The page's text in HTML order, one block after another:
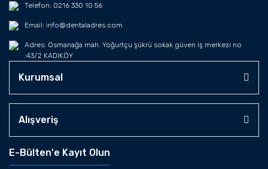
Telefon: 0216 330 10 56
Email: info@dentaladres.com
Adres: Osmanağa mah. Yoğurtçu şükrü sokak güven iş merkezi no
:43/2 KADIKÖY
Kurumsal
Alışveriş
E-Bülten'e Kayıt Olun